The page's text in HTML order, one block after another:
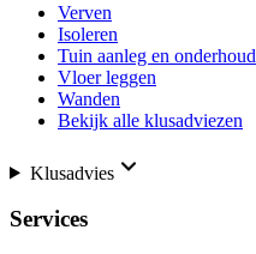
Verven
Isoleren
Tuin aanleg en onderhoud
Vloer leggen
Wanden
Bekijk alle klusadviezen
Klusadvies
Services